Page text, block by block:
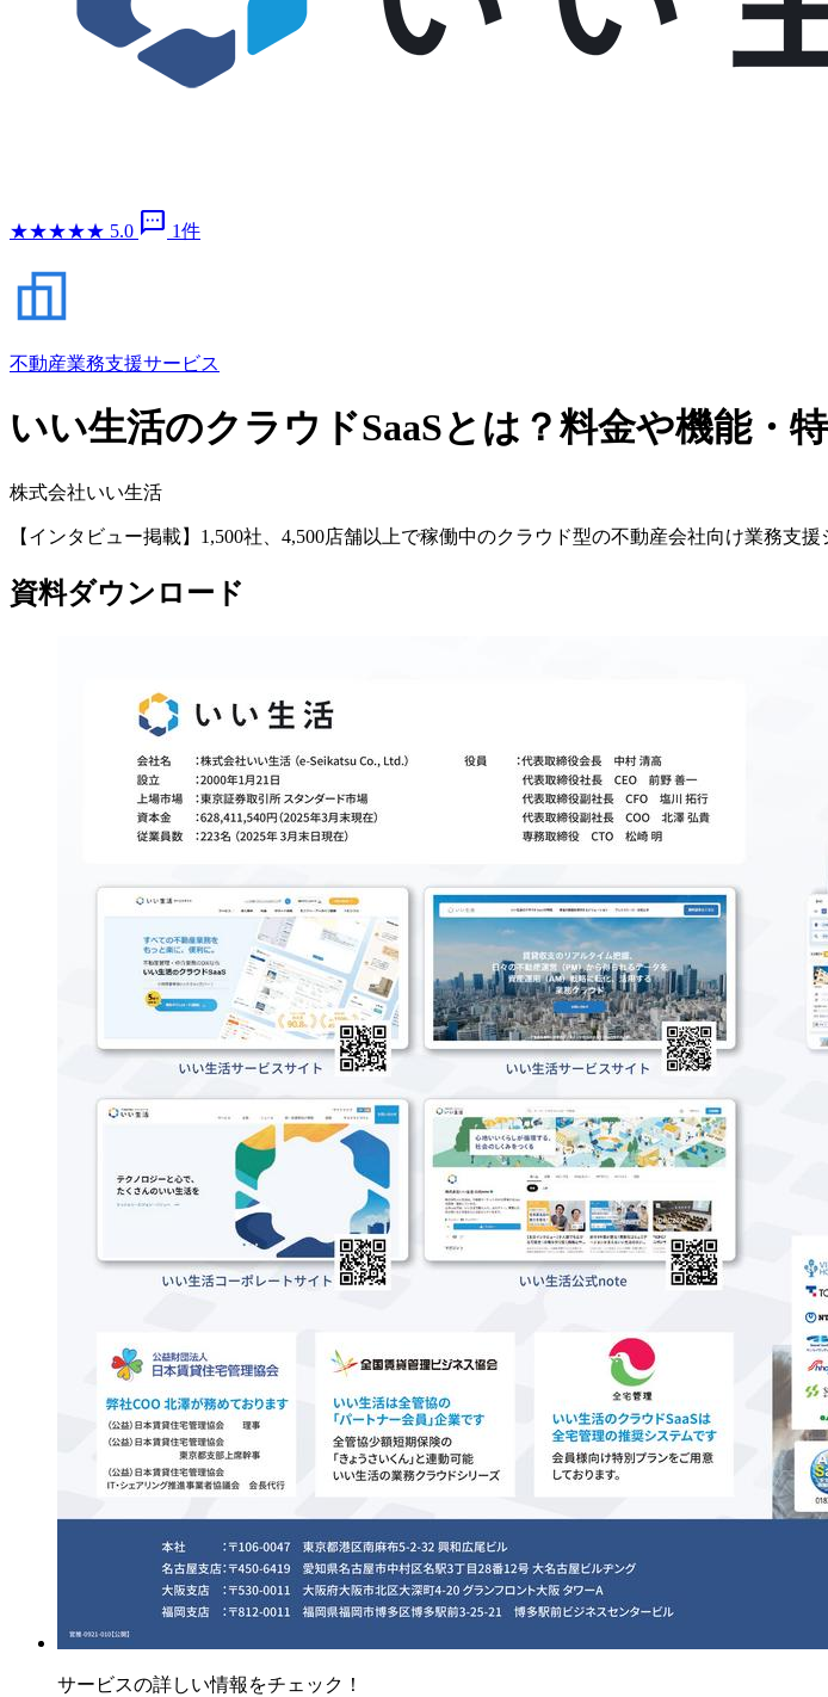
★★★★★ 5.0 sms 1件
不動産業務支援サービス
いい生活のクラウドSaaSとは？料金や機能・
株式会社いい生活
【インタビュー掲載】1,500社、4,500店舗以上で稼働中のクラウド型の不動産会社向け業務支
資料ダウンロード
サービスの詳しい情報をチェック！